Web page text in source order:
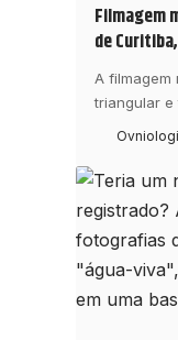
Filmagem
de
A filmagem
triangular e